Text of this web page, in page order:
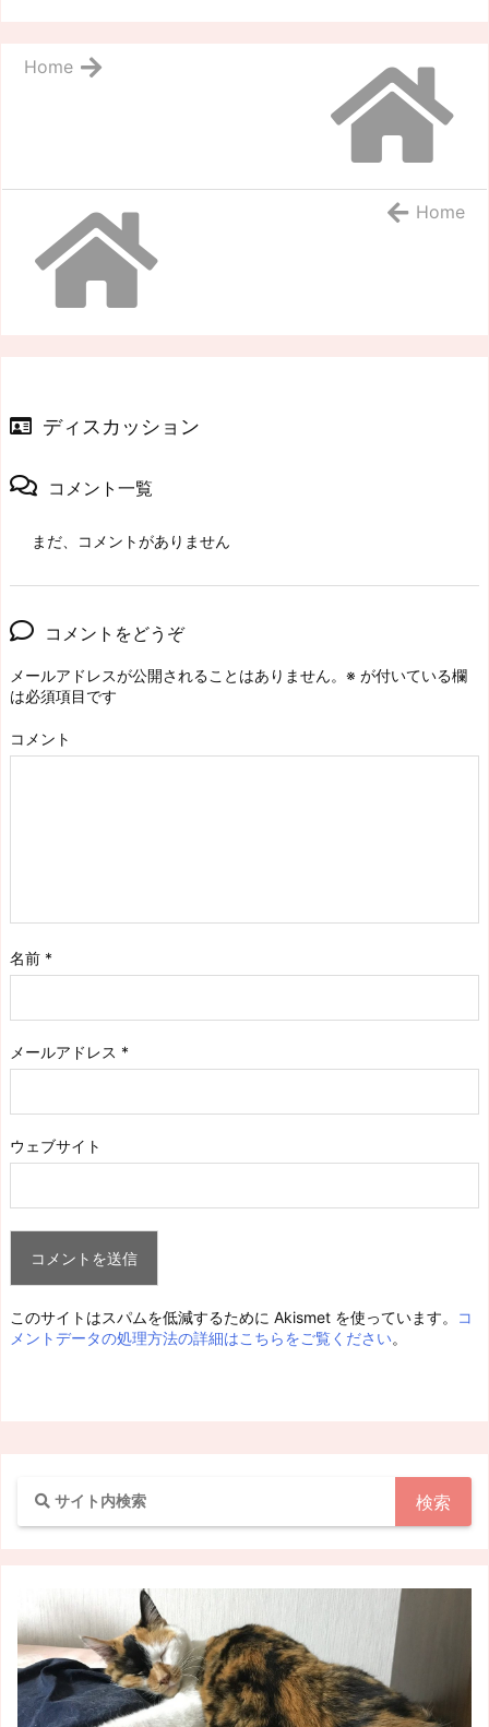
Home
Home
ディスカッション
コメント一覧
まだ、コメントがありません
コメントをどうぞ
メールアドレスが公開されることはありません。 ※ が付いている欄
は必須項目です
コメント
名前 *
メールアドレス *
ウェブサイト
このサイトはスパムを低減するために Akismet を使っています。
コ
メントデータの処理方法の詳細はこちらをご覧ください。